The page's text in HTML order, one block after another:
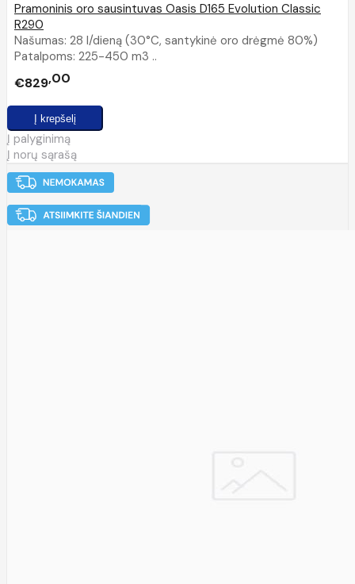
Pramoninis oro sausintuvas Oasis D165 Evolution Classic
R290
Našumas: 28 l/dieną (30°C, santykinė oro drėgmė 80%)
Patalpoms: 225-450 m3 ..
€829 00
Į palyginimą
Į norų sąrašą